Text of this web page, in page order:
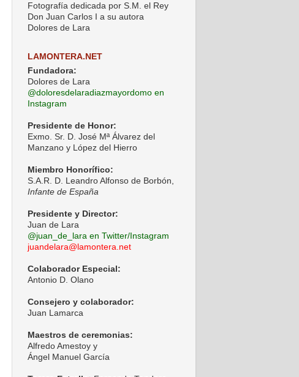
Fotografía dedicada por S.M. el Rey
Don Juan Carlos I a su autora
Dolores de Lara
LAMONTERA.NET
Fundadora:
Dolores de Lara
@doloresdelaradiazmayordomo en
Instagram
Presidente de Honor:
Exmo. Sr. D. José Mª Álvarez del
Manzano y López del Hierro
Miembro Honorífico:
S.A.R. D. Leandro Alfonso de Borbón,
Infante de España
Presidente y Director:
Juan de Lara
@juan_de_lara en Twitter/Instagram
juandelara@lamontera.net
Colaborador Especial:
Antonio D. Olano
Consejero y colaborador:
Juan Lamarca
Maestros de ceremonias:
Alfredo Amestoy y
Ángel Manuel García